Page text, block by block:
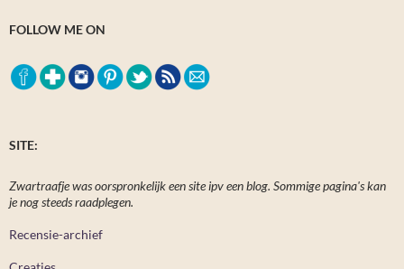
FOLLOW ME ON
SITE:
Zwartraafje was oorspronkelijk een site ipv een blog. Sommige pagina's kan
je nog steeds raadplegen.
Recensie-archief